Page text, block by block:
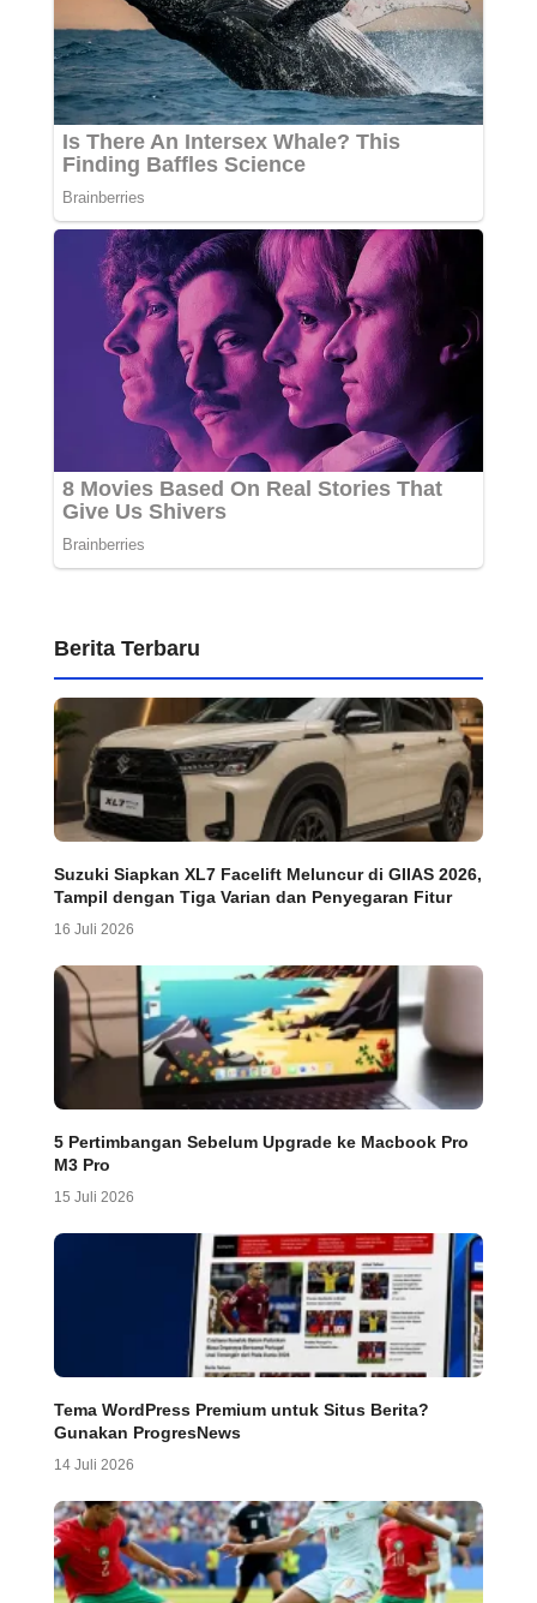
Berita Terbaru
Suzuki Siapkan XL7 Facelift Meluncur di GIIAS 2026,
Tampil dengan Tiga Varian dan Penyegaran Fitur
16 Juli 2026
5 Pertimbangan Sebelum Upgrade ke Macbook Pro
M3 Pro
15 Juli 2026
Tema WordPress Premium untuk Situs Berita?
Gunakan ProgresNews
14 Juli 2026